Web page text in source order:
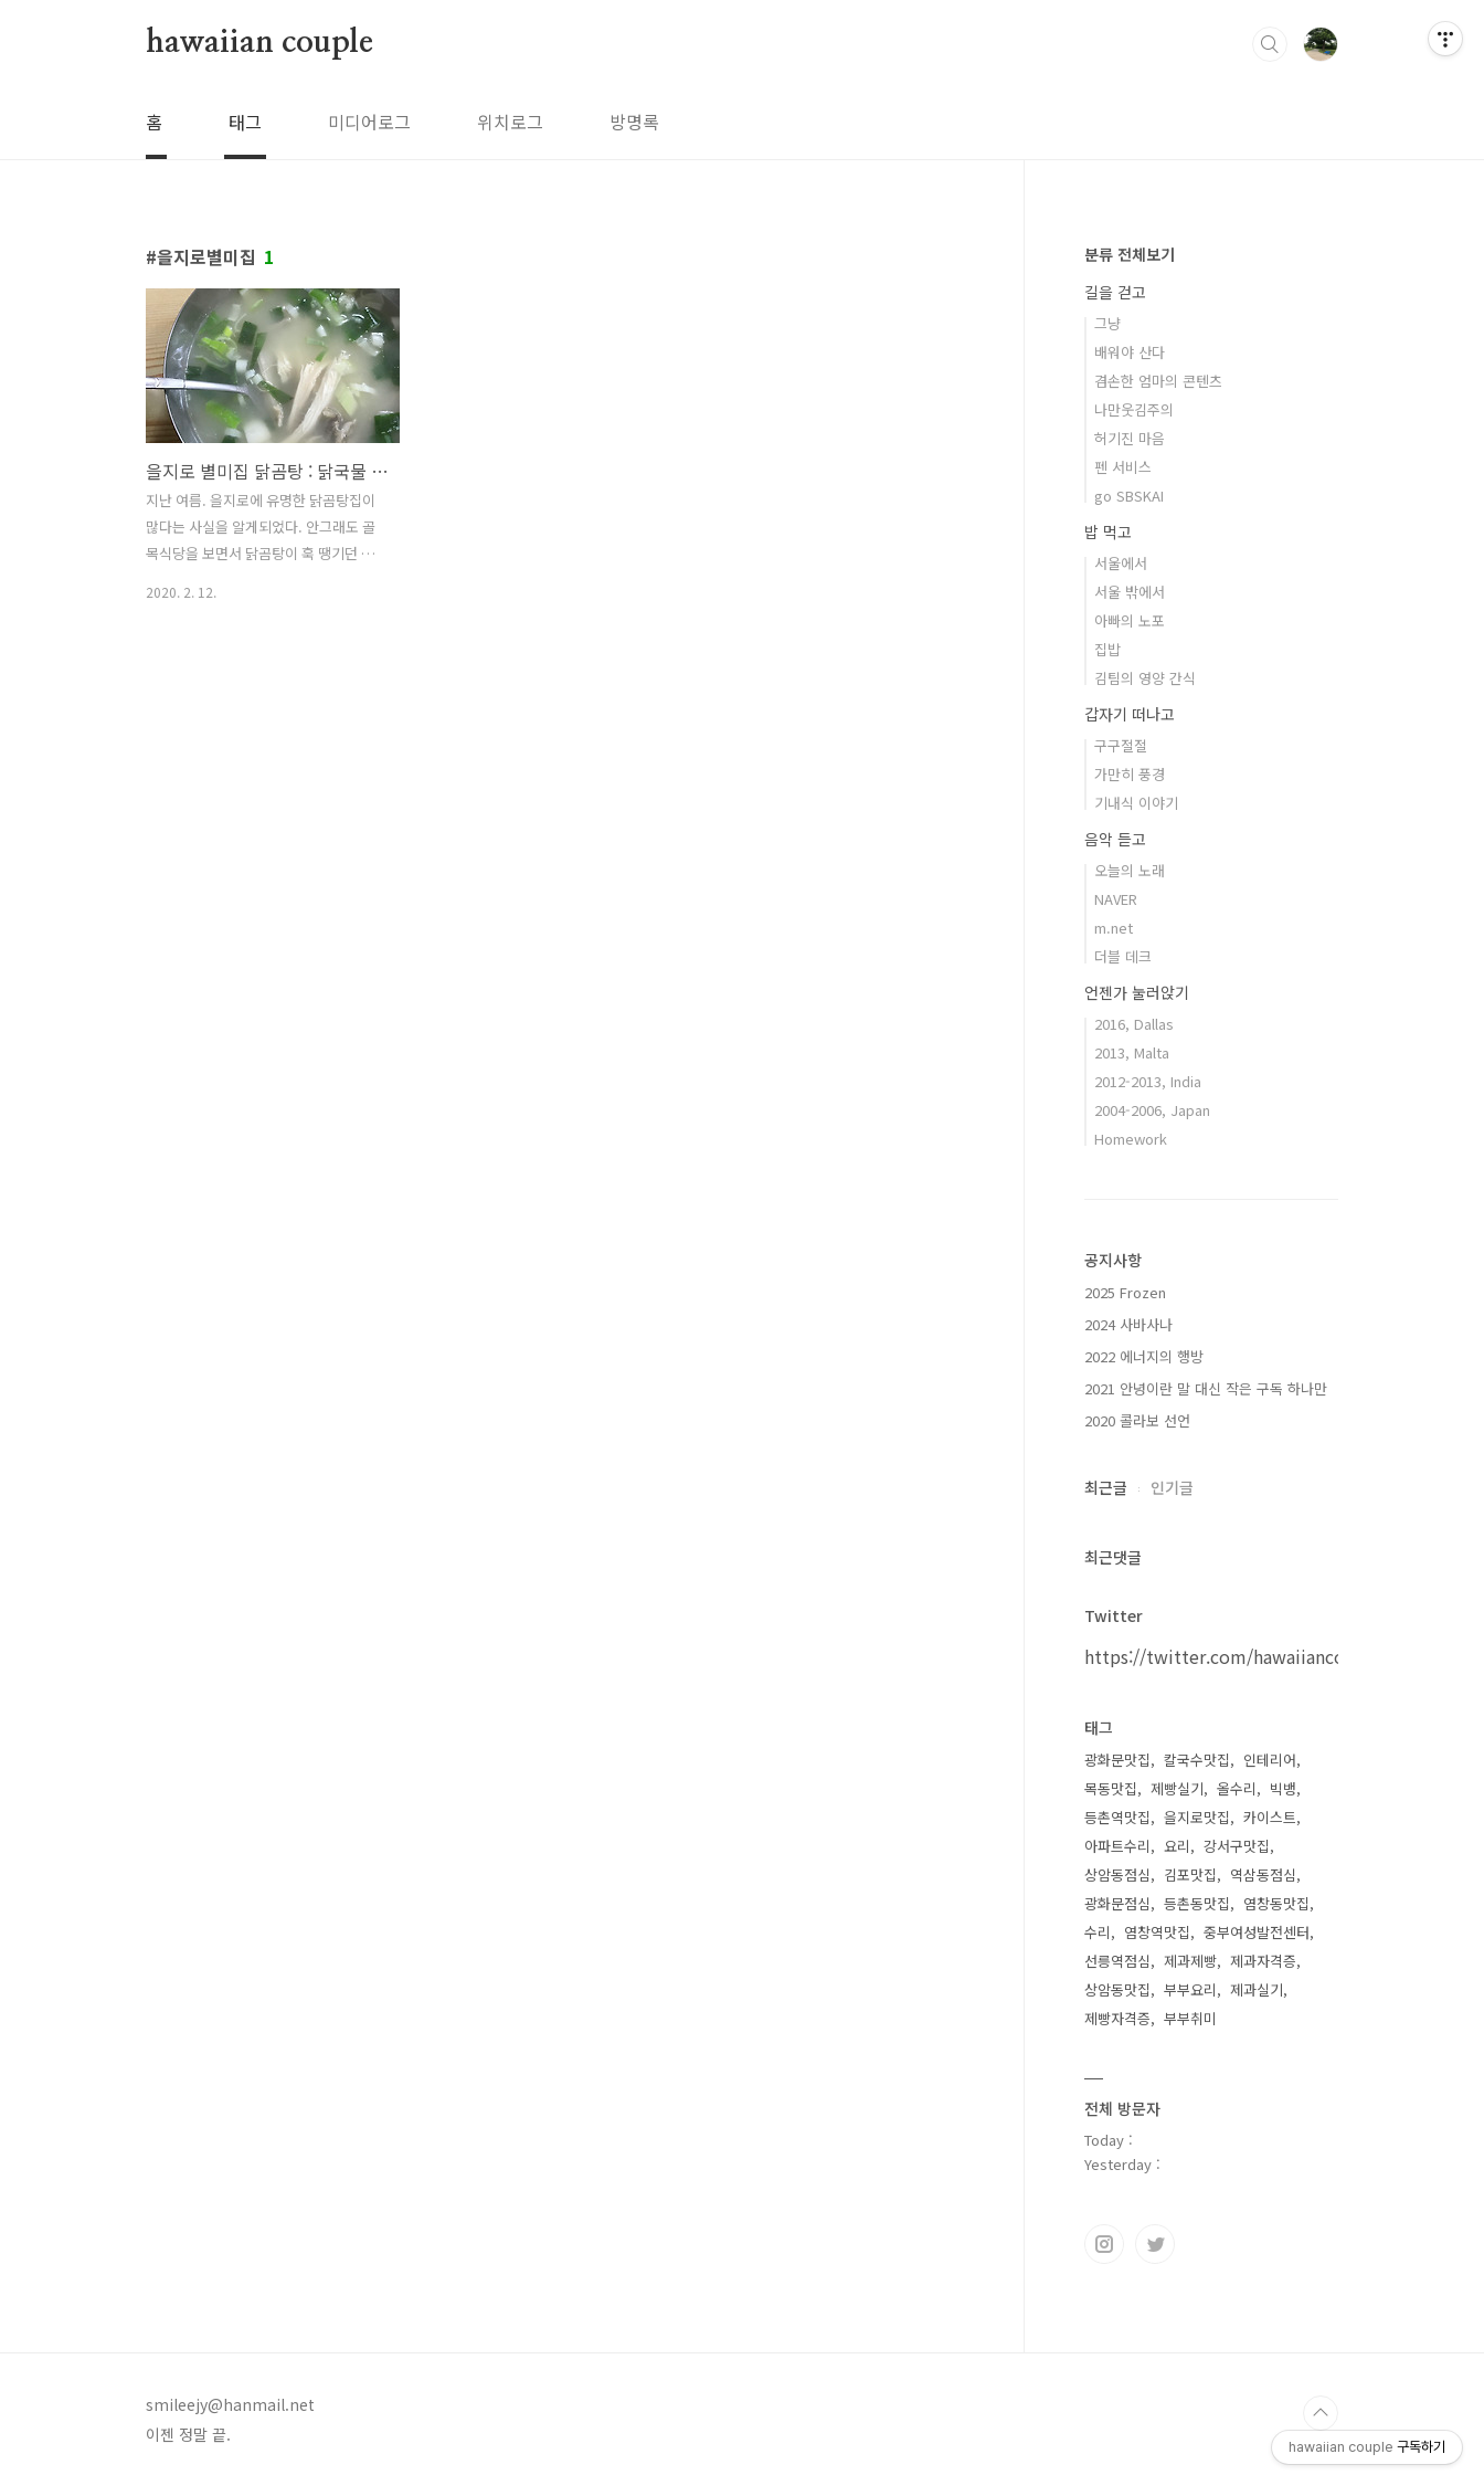
hawaiian couple
홈 태그 미디어로그 위치로그 방명록
을지로별미집 1
을지로 별미집 닭곰탕 : 닭국물 찾아 삼만리
지난 여름. 을지로에 유명한 닭곰탕집이
많다는 사실을 알게되었다. 안그래도 골
목식당을 보면서 닭곰탕이 훅 땡기던 때
2020. 2. 12.
분류 전체보기
길을 걷고
그냥
배워야 산다
겸손한 엄마의 콘텐츠
나만웃김주의
허기진 마음
펜 서비스
go SBSKAI
밥 먹고
서울에서
서울 밖에서
아빠의 노포
집밥
김팀의 영양 간식
갑자기 떠나고
구구절절
가만히 풍경
기내식 이야기
음악 듣고
오늘의 노래
NAVER
m.net
더블 데크
언젠가 눌러앉기
2016, Dallas
2013, Malta
2012-2013, India
2004-2006, Japan
Homework
공지사항
2025 Frozen
2024 사바사나
2022 에너지의 행방
2021 안녕이란 말 대신 작은 구독 하나만
2020 콜라보 선언
최근글 인기글
최근댓글
Twitter
https://twitter.com/hawaiiancouple
태그
광화문맛집 칼국수맛집
인테리어
목동맛집
제빵실기 올수리
빅뱅
등촌역맛집
을지로맛집
카이스트
아파트수리
요리
강서구맛집
상암동점심
김포맛집
역삼동점심
광화문점심
등촌동맛집
염창동맛집
수리
염창역맛집
중부여성발전센터
선릉역점심
제과제빵
제과자격증
상암동맛집
부부요리
제과실기
제빵자격증
부부취미
전체 방문자
Today :
Yesterday :
smileejy@hanmail.net
이젠 정말 끝.
hawaiian couple 구독하기